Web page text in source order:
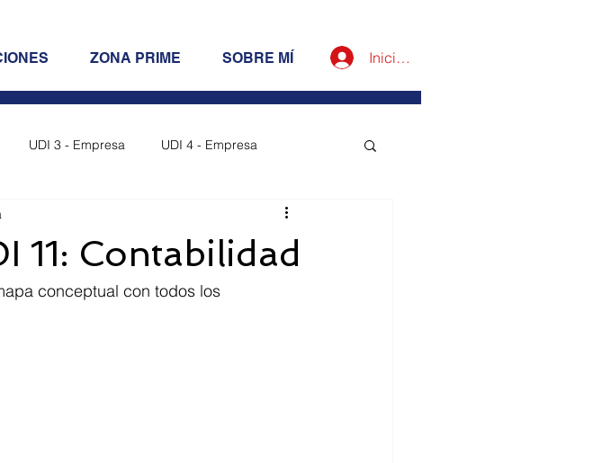
ZONA PRIME SOBRE MÍ Iniciar sesión
UDI 3 - Empresa UDI 4 - Empresa
8 - Empresa
Oposiciones LOMCE
11: Contabilidad
conceptual con todos los